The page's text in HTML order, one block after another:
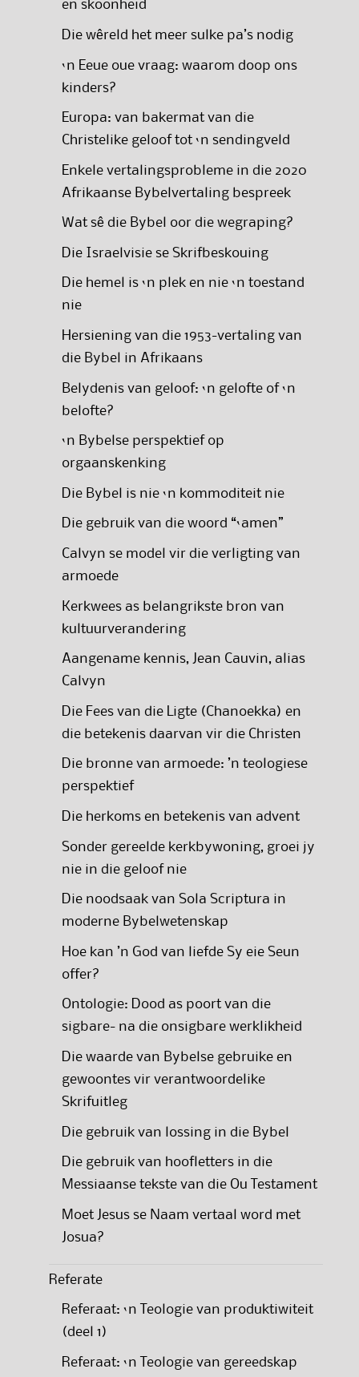
en skoonheid
Die wêreld het meer sulke pa’s nodig
‘n Eeue oue vraag: waarom doop ons
kinders?
Europa: van bakermat van die
Christelike geloof tot ‘n sendingveld
Enkele vertalingsprobleme in die 2020
Afrikaanse Bybelvertaling bespreek
Wat sê die Bybel oor die wegraping?
Die Israelvisie se Skrifbeskouing
Die hemel is ‘n plek en nie ‘n toestand
nie
Hersiening van die 1953-vertaling van
die Bybel in Afrikaans
Belydenis van geloof: ‘n gelofte of ‘n
belofte?
‘n Bybelse perspektief op
orgaanskenking
Die Bybel is nie ‘n kommoditeit nie
Die gebruik van die woord “‘amen”
Calvyn se model vir die verligting van
armoede
Kerkwees as belangrikste bron van
kultuurverandering
Aangename kennis, Jean Cauvin, alias
Calvyn
Die Fees van die Ligte (Chanoekka) en
die betekenis daarvan vir die Christen
Die bronne van armoede: ’n teologiese
perspektief
Die herkoms en betekenis van advent
Sonder gereelde kerkbywoning, groei jy
nie in die geloof nie
Die noodsaak van Sola Scriptura in
moderne Bybelwetenskap
Hoe kan ’n God van liefde Sy eie Seun
offer?
Ontologie: Dood as poort van die
sigbare- na die onsigbare werklikheid
Die waarde van Bybelse gebruike en
gewoontes vir verantwoordelike
Skrifuitleg
Die gebruik van lossing in die Bybel
Die gebruik van hoofletters in die
Messiaanse tekste van die Ou Testament
Moet Jesus se Naam vertaal word met
Josua?
Referate
Referaat: ‘n Teologie van produktiwiteit
(deel 1)
Referaat: ‘n Teologie van gereedskap